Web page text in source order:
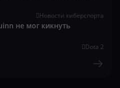
Новости киберспорта
не мог кикнуть
Dota 2